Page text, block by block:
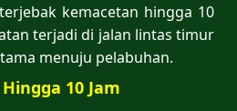
kemacetan hingga 10
terjadi di jalan lintas timur
menuju pelabuhan.
10 Jam